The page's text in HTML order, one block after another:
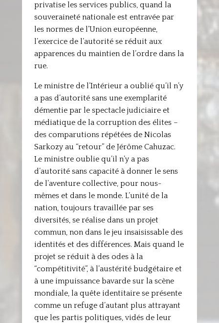
privatise les services publics, quand la
souveraineté nationale est entravée par
les normes de l’Union européenne,
l’exercice de l’autorité se réduit aux
apparences du maintien de l’ordre dans la
rue.
Le ministre de l’Intérieur a oublié qu’il n’y
a pas d’autorité sans une exemplarité
démentie par le spectacle judiciaire et
médiatique de la corruption des élites –
des comparutions répétées de Nicolas
Sarkozy au “retour” de Jérôme Cahuzac.
Le ministre oublie qu’il n’y a pas
d’autorité sans capacité à donner le sens
de l’aventure collective, pour nous-
mêmes et dans le monde. L’unité de la
nation, toujours travaillée par ses
diversités, se réalise dans un projet
commun, non dans le jeu insaisissable des
identités et des différences. Mais quand le
projet se réduit à des odes à la
“compétitivité”, à l’austérité budgétaire et
à une impuissance bavarde sur la scène
mondiale, la quête identitaire se présente
comme un refuge d’autant plus attrayant
que les partis politiques, vidés de leur